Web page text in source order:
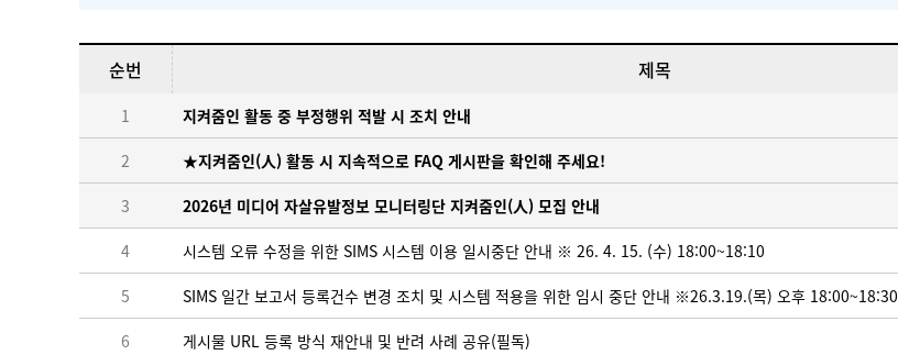
순번 제목
1 지켜줌인 활동 중 부정행위 적발 시 조치 안내
2 ★지켜줌인(人) 활동 시 지속적으로 FAQ 게시판을 확인해 주세요!
3 2026년 미디어 자살유발정보 모니터링단 지켜줌인(人) 모집 안내
4 시스템 오류 수정을 위한 SIMS 시스템 이용 일시중단 안내 ※ 26. 4. 15. (수) 18:00~18:10
5 SIMS 일간 보고서 등록건수 변경 조치 및 시스템 적용을 위한 임시 중단 안내 ※26.3.19.(목) 오후 18:00~18:30
6 게시물 URL 등록 방식 재안내 및 반려 사례 공유(필독)